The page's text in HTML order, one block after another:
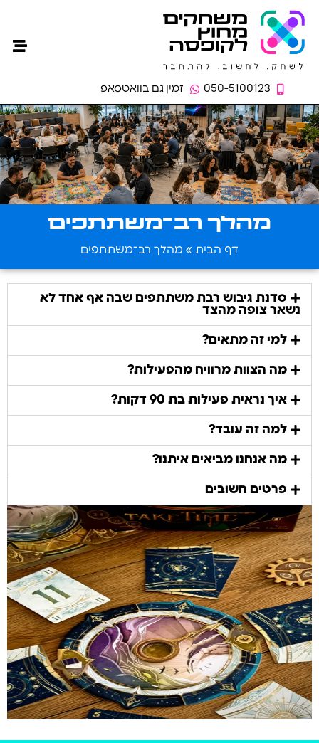
050-5100123 זמין גם בוואטסאפ
מהלך רב־משתתפים
דף הבית » מהלך רב־משתתפים
סדנת גיבוש רבת משתתפים שבה אף אחד לא
נשאר צופה מהצד
למי זה מתאים?
מה הצוות מרוויח מהפעילות?
איך נראית פעילות בת 90 דקות?
למה זה עובד?
מה אנחנו מביאים איתנו?
פרטים חשובים